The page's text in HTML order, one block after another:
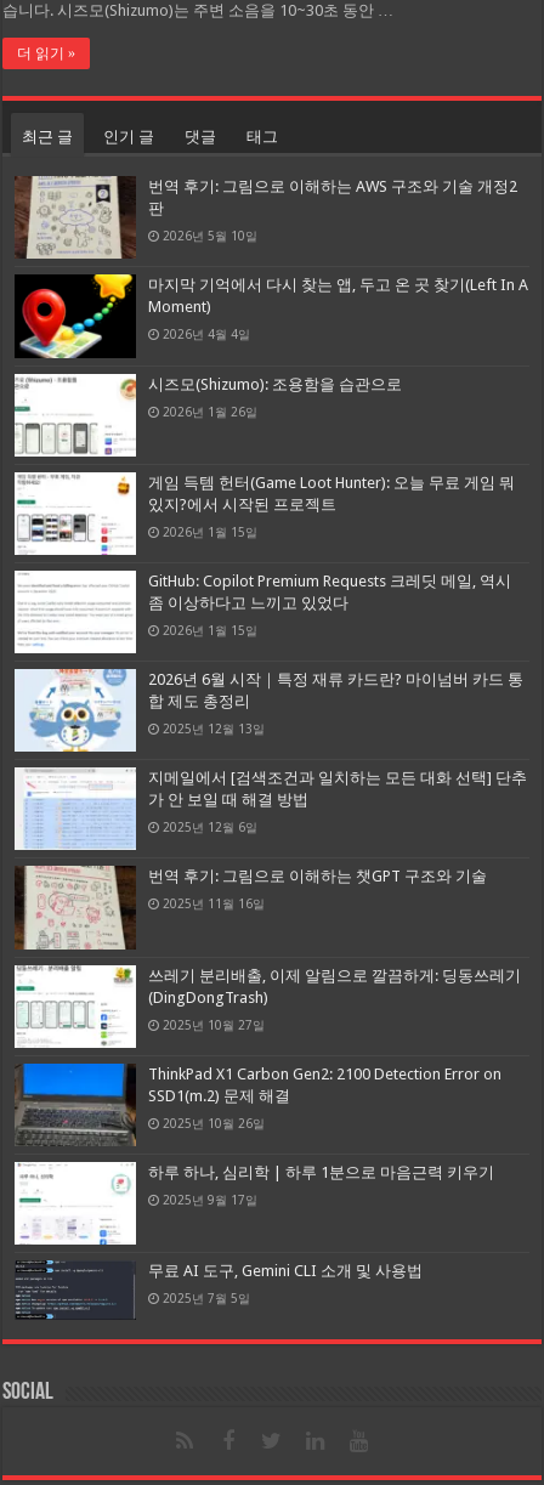
습니다. 시즈모(Shizumo)는 주변 소음을 10~30초 동안 …
더 읽기 »
최근 글 인기 글 댓글 태그
번역 후기: 그림으로 이해하는 AWS 구조와 기술 개정2
판
2026년 5월 10일
마지막 기억에서 다시 찾는 앱, 두고 온 곳 찾기(Left In A
Moment)
2026년 4월 4일
시즈모(Shizumo): 조용함을 습관으로
2026년 1월 26일
게임 득템 헌터(Game Loot Hunter): 오늘 무료 게임 뭐
있지?에서 시작된 프로젝트
2026년 1월 15일
GitHub: Copilot Premium Requests 크레딧 메일, 역시
좀 이상하다고 느끼고 있었다
2026년 1월 15일
2026년 6월 시작｜특정 재류 카드란? 마이넘버 카드 통
합 제도 총정리
2025년 12월 13일
지메일에서 [검색조건과 일치하는 모든 대화 선택] 단추
가 안 보일 때 해결 방법
2025년 12월 6일
번역 후기: 그림으로 이해하는 챗GPT 구조와 기술
2025년 11월 16일
쓰레기 분리배출, 이제 알림으로 깔끔하게: 딩동쓰레기
(DingDongTrash)
2025년 10월 27일
ThinkPad X1 Carbon Gen2: 2100 Detection Error on
SSD1(m.2) 문제 해결
2025년 10월 26일
하루 하나, 심리학 | 하루 1분으로 마음근력 키우기
2025년 9월 17일
무료 AI 도구, Gemini CLI 소개 및 사용법
2025년 7월 5일
Social